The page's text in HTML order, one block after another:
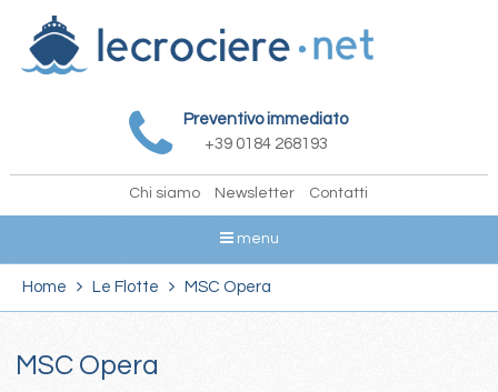
Preventivo immediato
+39 0184 268193
Chi siamo Newsletter Contatti
menu
Home Le Flotte MSC Opera
MSC Opera